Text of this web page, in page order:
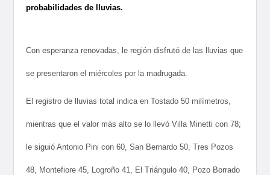
probabilidades de lluvias.
Con esperanza renovadas, le región disfrutó de las lluvias que
se presentaron el miércoles por la madrugada.
El registro de lluvias total indica en Tostado 50 milímetros,
mientras que el valor más alto se lo llevó Villa Minetti con 78;
le siguió Antonio Pini con 60, San Bernardo 50, Tres Pozos
48, Montefiore 45, Logroño 41, El Triángulo 40, Pozo Borrado